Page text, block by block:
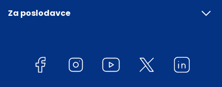
Za poslodavce